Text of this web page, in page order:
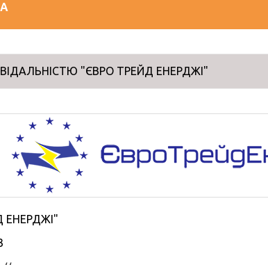
"ЄВРО ТРЕЙД ЕНЕРДЖІ"
ЕНЕРДЖІ"